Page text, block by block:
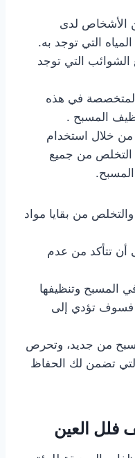
الأشخاص لدى
التي توجد به.
التي توجد
في هذه
المسبح .
من خلال استخدام
من جميع
المسبح.
من بقايا مواد
أن تتأكد من عدم
المسبح وتنظيفها
فسوف تؤدي إلى
من جديد، وتحرص
تضمن لك الحفاظ
فلل العين